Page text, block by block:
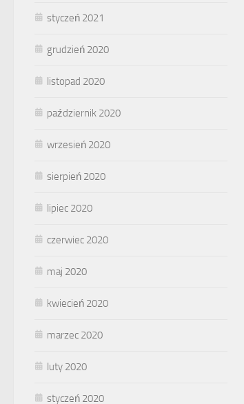
styczeń 2021
grudzień 2020
listopad 2020
październik 2020
wrzesień 2020
sierpień 2020
lipiec 2020
czerwiec 2020
maj 2020
kwiecień 2020
marzec 2020
luty 2020
styczeń 2020